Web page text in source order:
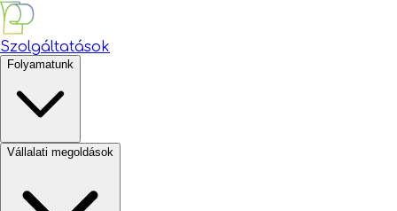
Szolgáltatások
Folyamatunk
Vállalati megoldások